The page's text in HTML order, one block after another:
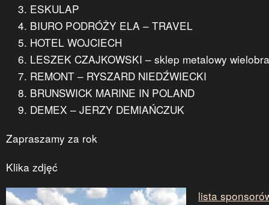
ESKULAP
BIURO PODRÓŻY ELA – TRAVEL
HOTEL WOJCIECH
LESZEK CZAJKOWSKI – sklep metalowy
REMONT – RYSZARD NIEDŹWIECKI
BRUNSWICK MARINE IN POLAND
DEMEX – JERZY DEMIAŃCZUK
Zapraszamy za rok
Klika zdjęć
lista